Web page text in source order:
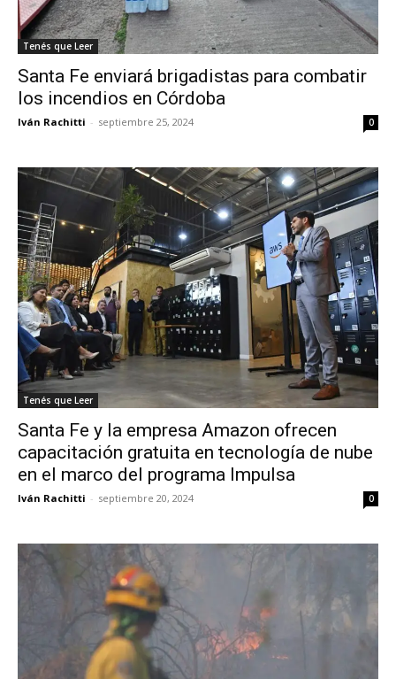
Tenés que Leer
Santa Fe enviará brigadistas para combatir
los incendios en Córdoba
Iván Rachitti - septiembre 25, 2024 0
Tenés que Leer
Santa Fe y la empresa Amazon ofrecen
capacitación gratuita en tecnología de nube
en el marco del programa Impulsa
Iván Rachitti - septiembre 20, 2024 0